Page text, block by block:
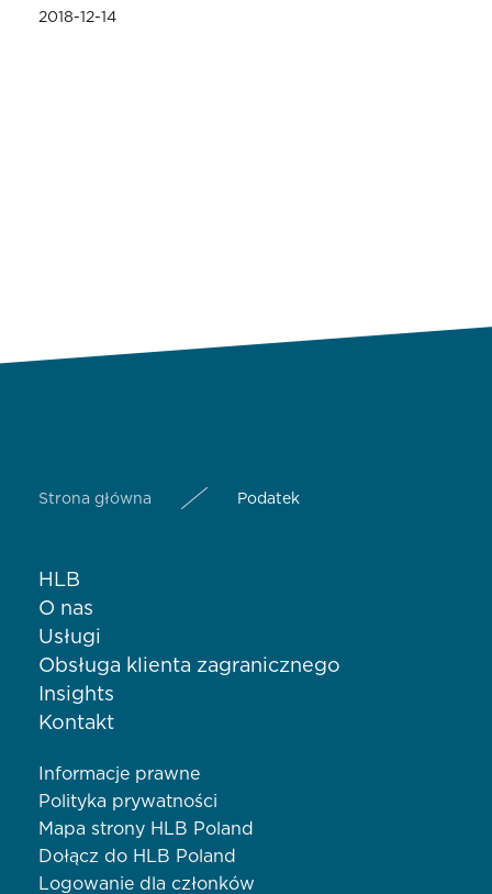
2018-12-14
Strona główna Podatek
HLB
O nas
Usługi
Obsługa klienta zagranicznego
Insights
Kontakt
Informacje prawne
Polityka prywatności
Mapa strony HLB Poland
Dołącz do HLB Poland
Logowanie dla członków